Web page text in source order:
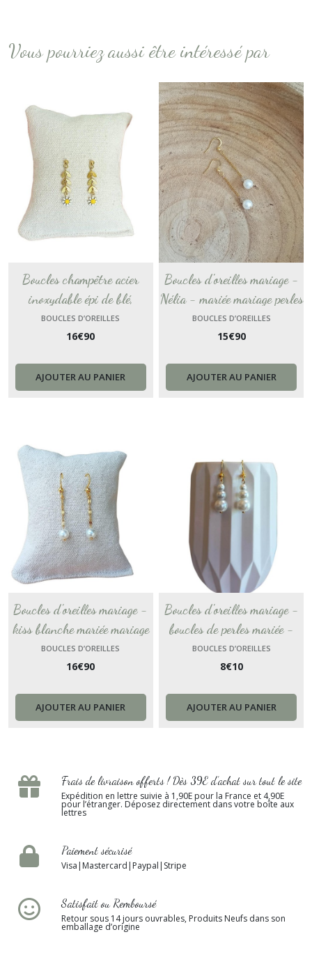
Vous pourriez aussi être intéressé par
Boucles champêtre acier
inoxydable épi de blé,
chevrons - boucles d’oreilles
originales mariée fait main
Bucolique
BOUCLES D’OREILLES
16€90
AJOUTER AU PANIER
Boucles d'oreilles mariage -
Nélia - mariée mariage perles
nacrées blanche doré
personnalisable - boucles en
BOUCLES D’OREILLES
15€90
AJOUTER AU PANIER
Boucles d'oreilles mariage -
kiss blanche mariée mariage
- perles nacrées blanche
personnalisable - acier
bouche
BOUCLES D’OREILLES
16€90
AJOUTER AU PANIER
Boucles d'oreilles mariage -
boucles de perles mariée -
puces mariage perles nacrées
Louise made in France
BOUCLES D’OREILLES
8€10
AJOUTER AU PANIER
Frais de livraison offerts ! Dès 39E d’achat sur tout le site
Expédition en lettre suivie à 1,90E pour la France et 4,90E
pour l’étranger. Déposez directement dans votre boîte aux
lettres
Paiement sécurisé
Visa|Mastercard|Paypal|Stripe
Satisfait ou Remboursé
Retour sous 14 jours ouvrables, Produits Neufs dans son
emballage d’origine